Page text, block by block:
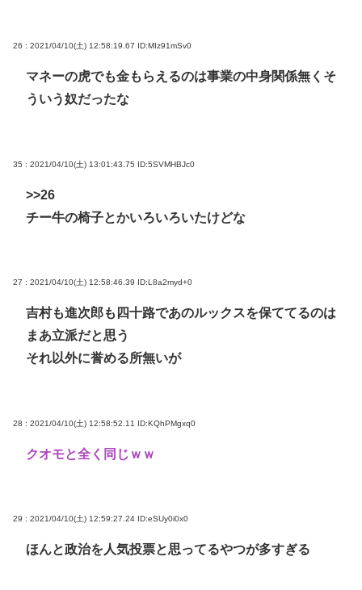
26 : 2021/04/10(土) 12:58:19.67 ID:MIz91mSv0
マネーの虎でも金もらえるのは事業の中身関係無くそ
ういう奴だったな
35 : 2021/04/10(土) 13:01:43.75 ID:5SVMHBJc0
>>26
チー牛の椅子とかいろいろいたけどな
27 : 2021/04/10(土) 12:58:46.39 ID:L8a2myd+0
吉村も進次郎も四十路であのルックスを保ててるのは
まあ立派だと思う
それ以外に誉める所無いが
28 : 2021/04/10(土) 12:58:52.11 ID:KQhPMgxq0
クオモと全く同じｗｗ
29 : 2021/04/10(土) 12:59:27.24 ID:eSUy0i0x0
ほんと政治を人気投票と思ってるやつが多すぎる